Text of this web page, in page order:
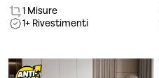
1 Misure
1+ Rivestimenti